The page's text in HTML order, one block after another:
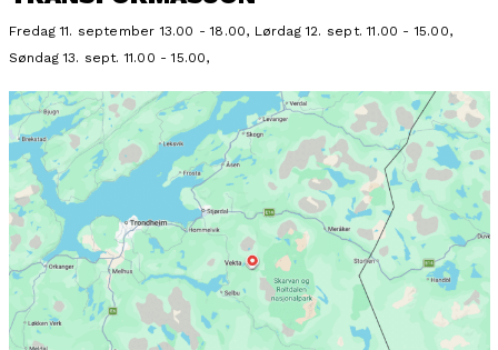
Fredag 11. september 13.00 - 18.00, Lørdag 12. sept. 11.00 - 15.00,
Søndag 13. sept. 11.00 - 15.00,